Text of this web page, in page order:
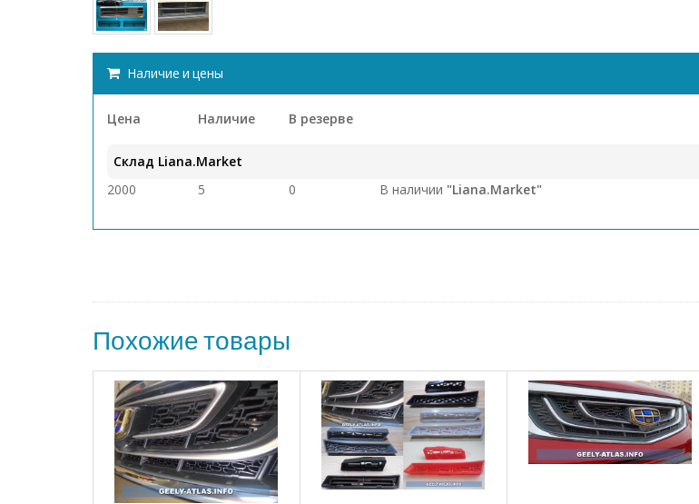
Наличие и цены
Цена Наличие В резерве
Склад Liana.Market
2000
5 0 В наличии "Liana.Market"
Похожие товары